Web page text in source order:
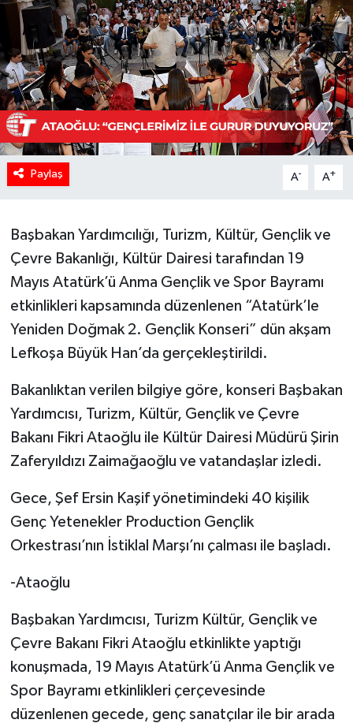
Paylaş A- A+
Başbakan Yardımcılığı, Turizm, Kültür, Gençlik ve
Çevre Bakanlığı, Kültür Dairesi tarafından 19
Mayıs Atatürk’ü Anma Gençlik ve Spor Bayramı
etkinlikleri kapsamında düzenlenen “Atatürk’le
Yeniden Doğmak 2. Gençlik Konseri” dün akşam
Lefkoşa Büyük Han’da gerçekleştirildi.
Bakanlıktan verilen bilgiye göre, konseri Başbakan
Yardımcısı, Turizm, Kültür, Gençlik ve Çevre
Bakanı Fikri Ataoğlu ile Kültür Dairesi Müdürü Şirin
Zaferyıldızı Zaimağaoğlu ve vatandaşlar izledi.
Gece, Şef Ersin Kaşif yönetimindeki 40 kişilik
Genç Yetenekler Production Gençlik
Orkestrası’nın İstiklal Marşı’nı çalması ile başladı.
-Ataoğlu
Başbakan Yardımcısı, Turizm Kültür, Gençlik ve
Çevre Bakanı Fikri Ataoğlu etkinlikte yaptığı
konuşmada, 19 Mayıs Atatürk’ü Anma Gençlik ve
Spor Bayramı etkinlikleri çerçevesinde
düzenlenen gecede, genç sanatçılar ile bir arada